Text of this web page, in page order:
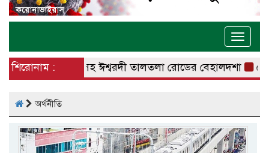
Toggle
শিরোনাম :রোডসহ ঈশ্বরদী তালতলা রোডের বেহালদশা
অর্থনীতি